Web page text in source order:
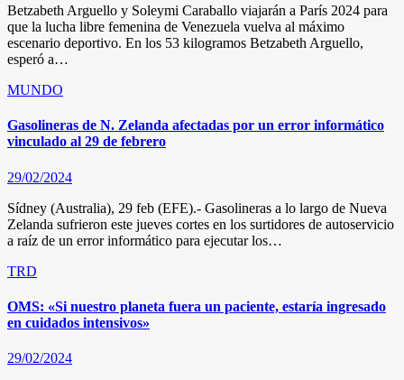
Betzabeth Arguello y Soleymi Caraballo viajarán a París 2024 para
que la lucha libre femenina de Venezuela vuelva al máximo
escenario deportivo. En los 53 kilogramos Betzabeth Arguello,
esperó a…
MUNDO
Gasolineras de N. Zelanda afectadas por un error informático
vinculado al 29 de febrero
29/02/2024
Sídney (Australia), 29 feb (EFE).- Gasolineras a lo largo de Nueva
Zelanda sufrieron este jueves cortes en los surtidores de autoservicio
a raíz de un error informático para ejecutar los…
TRD
OMS: «Si nuestro planeta fuera un paciente, estaría ingresado
en cuidados intensivos»
29/02/2024